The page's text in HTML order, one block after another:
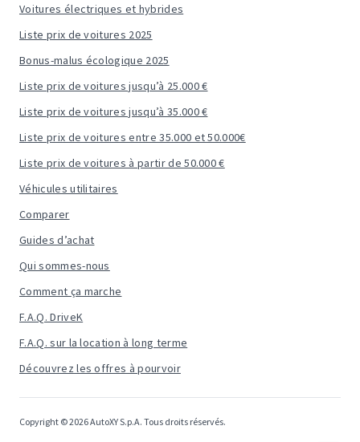
Voitures électriques et hybrides
Liste prix de voitures 2025
Bonus-malus écologique 2025
Liste prix de voitures jusqu’à 25.000 €
Liste prix de voitures jusqu’à 35.000 €
Liste prix de voitures entre 35.000 et 50.000€
Liste prix de voitures à partir de 50.000 €
Véhicules utilitaires
Comparer
Guides d’achat
Qui sommes-nous
Comment ça marche
F.A.Q. DriveK
F.A.Q. sur la location à long terme
Découvrez les offres à pourvoir
Copyright © 2026 AutoXY S.p.A. Tous droits réservés.